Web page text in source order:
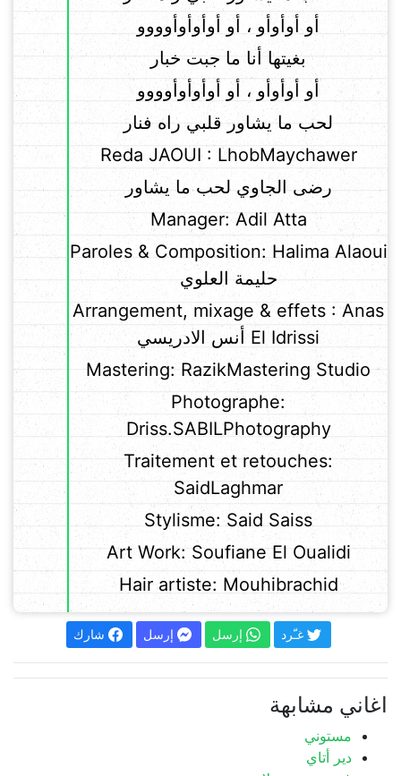
أو أوأوأو ، أو أوأوأوأوووو
بغيتها أنا ما جبت خبار
أو أوأوأو ، أو أوأوأوأوووو
لحب ما يشاور قلبي راه فنار
Reda JAOUI : LhobMaychawer
رضى الجاوي لحب ما يشاور
Manager: Adil Atta
Paroles & Composition: Halima Alaoui
حليمة العلوي
Arrangement, mixage & effets : Anas
El Idrissi أنس الادريسي
Mastering: RazikMastering Studio
Photographe:
Driss.SABILPhotography
Traitement et retouches:
SaidLaghmar
Stylisme: Said Saiss
Art Work: Soufiane El Oualidi
Hair artiste: Mouhibrachid
اغاني مشابهة
مستوني
دير أتاي